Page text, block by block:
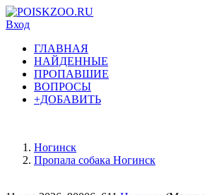
Вход
ГЛАВНАЯ
НАЙДЕННЫЕ
ПРОПАВШИЕ
ВОПРОСЫ
+ДОБАВИТЬ
Ногинск
Пропала собака Ногинск